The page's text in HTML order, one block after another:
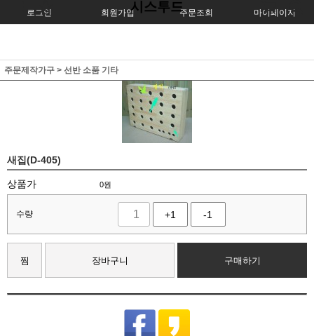
로그인 회원가입 주문조회 마이페이지
시스투드
주문제작가구 > 선반 소품 기타
새집(D-405)
상품가 0원
수량 +1 -1
찜 장바구니 구매하기